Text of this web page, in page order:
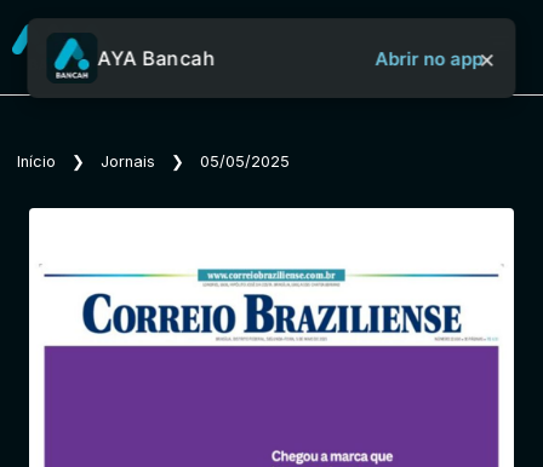
Sobre o Aya Bancah
Revistas
AYA Bancah Abrir no app×
Início ❯ Jornais ❯ 05/05/2025